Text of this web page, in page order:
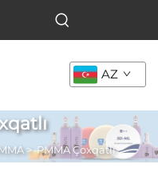
AZ
>PMMA Çoxqatlı